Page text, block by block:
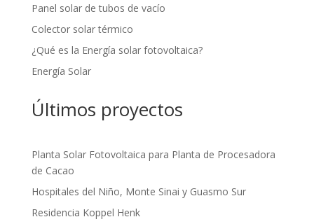
Panel solar de tubos de vacío
Colector solar térmico
¿Qué es la Energía solar fotovoltaica?
Energía Solar
Últimos proyectos
Planta Solar Fotovoltaica para Planta de Procesadora
de Cacao
Hospitales del Niño, Monte Sinai y Guasmo Sur
Residencia Koppel Henk